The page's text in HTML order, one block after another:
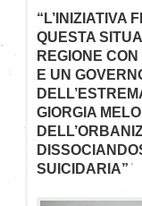
“L’INIZIATIVA
QUESTA
REGIONE
E UN
GIORGIA
SUICIDARIA”